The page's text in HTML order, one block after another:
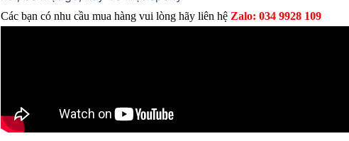
Các bạn có nhu cầu mua hàng vui lòng hãy liên hệ Zalo: 034 9928 109